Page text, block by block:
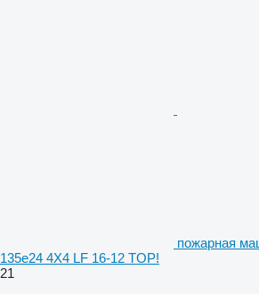
пожарная
135e24 4X4 LF 16-12 TOP!
21